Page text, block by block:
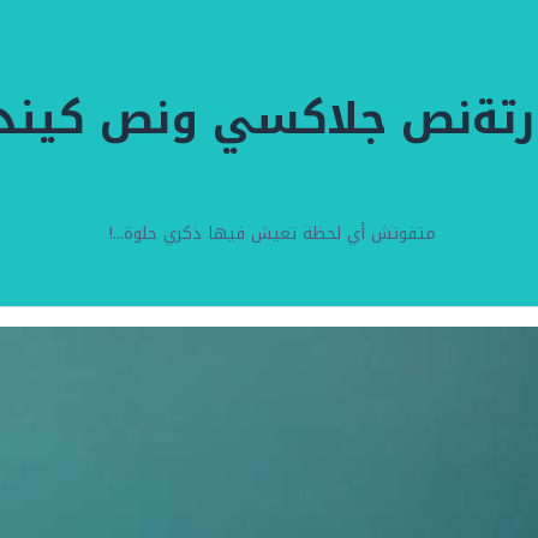
جلاكسي ونص
متفوتش أي لحظة تعيش فيها ذكري حلوة...!